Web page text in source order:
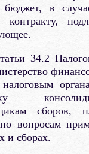
в
34.2
сборов,
вопросам
и сборах.